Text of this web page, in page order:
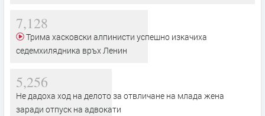
7,128
седемхилядника връх Ленин
5,256
Не дадоха ход на делото за отвличане на млада жена
заради отпуск на адвокати